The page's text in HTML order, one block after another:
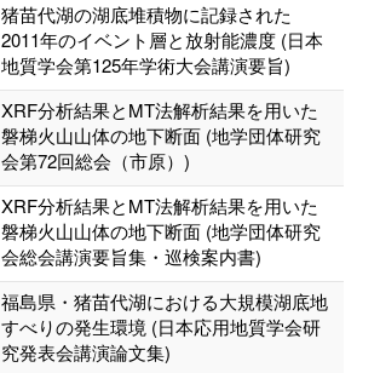
猪苗代湖の湖底堆積物に記録された
2011年のイベント層と放射能濃度 (日本
地質学会第125年学術大会講演要旨)
XRF分析結果とMT法解析結果を用いた
磐梯火山山体の地下断面 (地学団体研究
会第72回総会（市原）)
XRF分析結果とMT法解析結果を用いた
磐梯火山山体の地下断面 (地学団体研究
会総会講演要旨集・巡検案内書)
福島県・猪苗代湖における大規模湖底地
すべりの発生環境 (日本応用地質学会研
究発表会講演論文集)